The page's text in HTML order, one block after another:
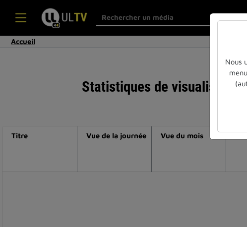
Accueil
Statistiques de
Titre Vue de la journée Vue du mois
Nous